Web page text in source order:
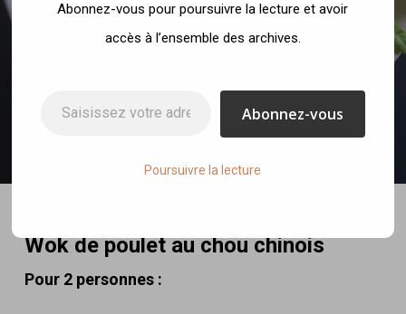
Wok de poulet au
Wok de poulet au chou chinois
Pour 2 personnes :
Abonnez-vous pour poursuivre la lecture et avoir
accès à l’ensemble des archives.
Abonnez-vous
Poursuivre la lecture